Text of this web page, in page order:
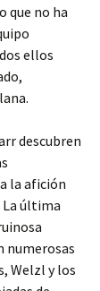
que no ha
ellos
descubren
la afición
La última
numerosas
Welzl y los